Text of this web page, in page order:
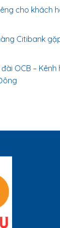
cho khách
Citibank
OCB –